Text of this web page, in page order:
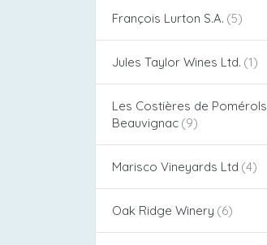
François Lurton S.A.
Jules Taylor Wines Ltd.
Les Costières de Pomérols
Beauvignac
Marisco Vineyards Ltd
Oak Ridge Winery